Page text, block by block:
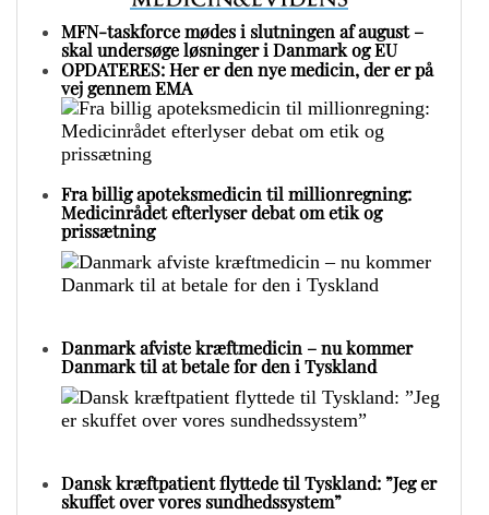
MFN-taskforce mødes i slutningen af august –
skal undersøge løsninger i Danmark og EU
OPDATERES: Her er den nye medicin, der er på
vej gennem EMA
Fra billig apoteksmedicin til millionregning:
Medicinrådet efterlyser debat om etik og
prissætning
Danmark afviste kræftmedicin – nu kommer
Danmark til at betale for den i Tyskland
Dansk kræftpatient flyttede til Tyskland: ”Jeg er
skuffet over vores sundhedssystem”